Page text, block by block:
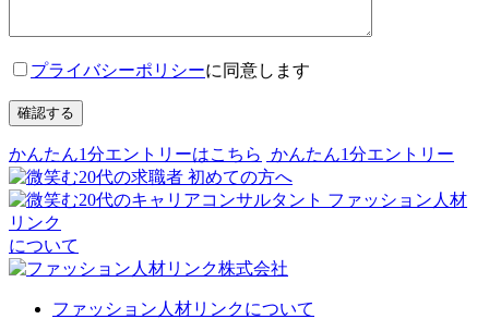
プライバシーポリシーに同意します
確認する
かんたん1分エントリーはこちら かんたん1分エントリー
初めての方へ
ファッション人材
リンク
について
ファッション人材リンクについて